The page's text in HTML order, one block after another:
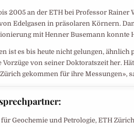
2005 an der ETH bei Professor Rainer
Edelgasen in präsolaren Körnern.
mit Henner Busemann konnte
ist es bis heute nicht gelungen, ähnlich
von seiner Doktoratszeit her.
gekommen für ihre Messungen»,
Geochemie und Petrologie, ETH Zürich,